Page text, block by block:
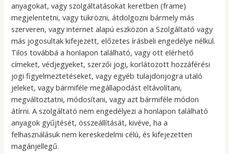
anyagokat, vagy szolgáltatásokat keretben (frame)
megjelentetni, vagy tükrözni, átdolgozni bármely más
szerveren, vagy internet alapú eszközön a Szolgáltató vagy
más jogosultak kifejezett, előzetes írásbeli engedélye nélkül.
Tilos továbbá a honlapon található, vagy ott elérhető
címeket, védjegyeket, szerzői jogi, korlátozott hozzáférési
jogi figyelmeztetéseket, vagy egyéb tulajdonjogra utaló
jeleket, vagy bármiféle megállapodást eltávolítani,
megváltoztatni, módosítani, vagy azt bármiféle módon
átírni. A szolgáltató nem engedélyezi a honlapon található
anyagok gyűjtését, összeállítását, kivéve, ha a
felhasználásuk nem kereskedelmi célú, és kifejezetten
magánjellegű.